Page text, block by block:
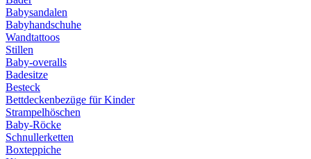
Babysandalen
Babyhandschuhe
Wandtattoos
Stillen
Baby-overalls
Badesitze
Besteck
Bettdeckenbezüge für Kinder
Strampelhöschen
Baby-Röcke
Schnullerketten
Boxteppiche